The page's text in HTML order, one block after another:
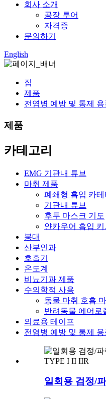
회사 소개
공장 투어
자격증
문의하기
English
집
제품
전염병 예방 및 통제 용
제품
카테고리
EMG 기관내 튜브
마취 제품
폐쇄형 흡입 카테
기관내 튜브
후두 마스크 기도
얀카우어 흡입 키
붕대
산부인과
호흡기
온도계
비뇨기과 제품
수의학적 사용
동물 마취 호흡
반려동물 에어로
의료용 테이프
전염병 예방 및 통제 용
일회용 검정/